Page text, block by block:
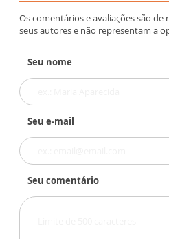
Os comentários e avaliações são
seus autores e não representam a
Seu nome
Seu e-mail
Seu comentário